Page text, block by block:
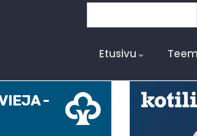
Navigation
Etusivu
-